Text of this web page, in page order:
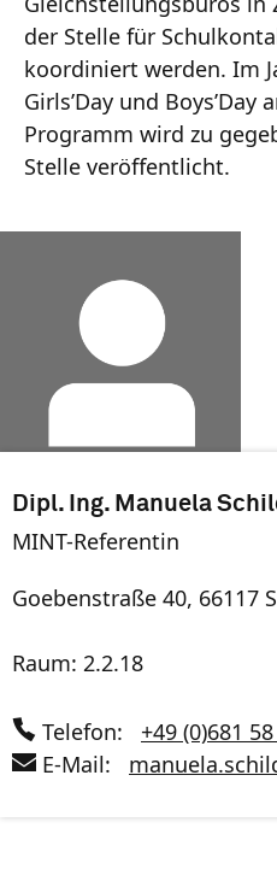
der Stelle für
koordiniert werden. Im
Girls’Day und
Programm wird zu
Stelle veröffentlicht.
Dipl. Ing. Manuela
MINT-Referentin
Goebenstraße 40, 66117
Raum: 2.2.18
Telefon:
+49 (0)681
E-Mail: